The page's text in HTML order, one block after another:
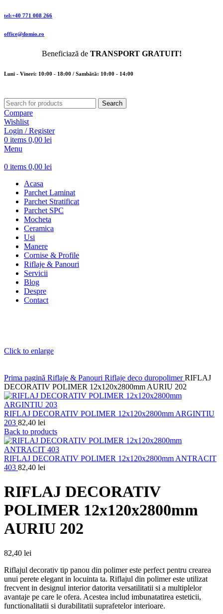
tel:+40 771 008 266
office@domio.ro
Beneficiază de TRANSPORT GRATUIT!
Luni - Vineri: 10:00 - 18:00 / Sambătă: 10:00 - 14:00
Search
Compare
Wishlist
Login / Register
0 items 0,00 lei
Menu
0 items 0,00 lei
Acasa
Parchet Laminat
Parchet Stratificat
Parchet SPC
Mocheta
Ceramica
Usi
Manere
Cornise & Profile
Riflaje & Panouri
Servicii
Blog
Despre
Contact
Click to enlarge
Prima pagină Riflaje & Panouri Riflaje deco duropolimerRIFLAJ
DECORATIV POLIMER 12x120x2800mm AURIU 202
RIFLAJ DECORATIV POLIMER 12x120x2800mm ARGINTIU
203 82,40 lei
Back to products
RIFLAJ DECORATIV POLIMER 12x120x2800mm ANTRACIT
403 82,40 lei
RIFLAJ DECORATIV
POLIMER 12x120x2800mm
AURIU 202
82,40 lei
Riflajul decorativ tip panou din polimer este perfect pentru crearea
unui perete elegant in locuinta ta. Riflajul din polimer este utilizat
frecvent in designul interior datorita versatilitatii si a multiplelor
avantaje pe care le ofera. Acestea includ imbunatatirea esteticii,
functionalitatii si durabilitatii suprafetelor interioare.